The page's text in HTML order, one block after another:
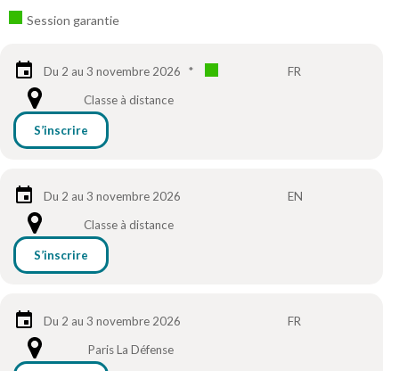
Session garantie
Du 2 au 3 novembre 2026 *
FR
Classe à distance
S’inscrire
Du 2 au 3 novembre 2026
EN
Classe à distance
S’inscrire
Du 2 au 3 novembre 2026
FR
Paris La Défense